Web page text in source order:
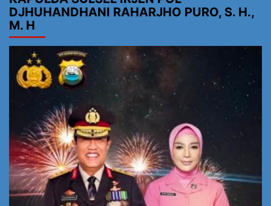
DJHUHANDHANI RAHARJHO PURO, S. H.,
M. H